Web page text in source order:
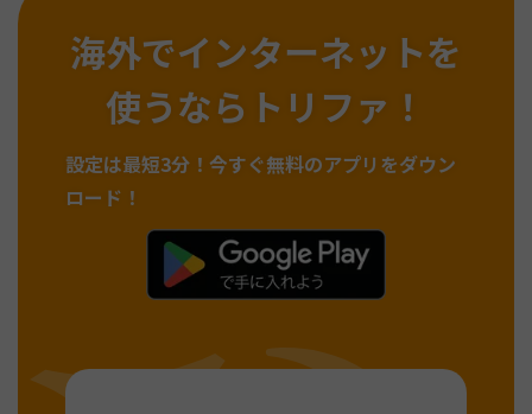
海外でインターネットを
使うならトリファ！
設定は最短3分！ 今すぐ無料のアプリをダウン
ロード！